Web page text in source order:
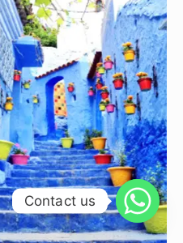
Contact us